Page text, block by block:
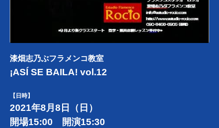
漆畑志乃ぶフラメンコ教室
¡ASÍ SE BAILA! vol.12
【日時】
2021年8月8日（日）
開場15:00 開演15:30